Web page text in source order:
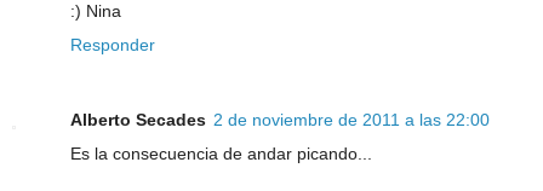
:) Nina
Responder
Alberto Secades 2 de noviembre de 2011 a las 22:00
Es la consecuencia de andar picando...